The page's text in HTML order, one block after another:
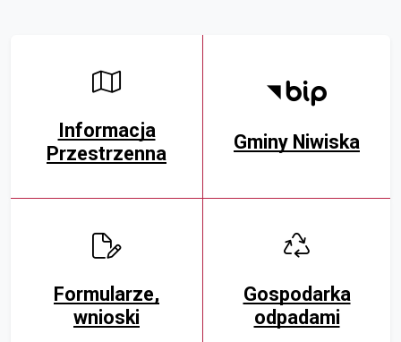
Informacja
Przestrzenna
Gminy Niwiska
Formularze,
wnioski
Gospodarka
odpadami